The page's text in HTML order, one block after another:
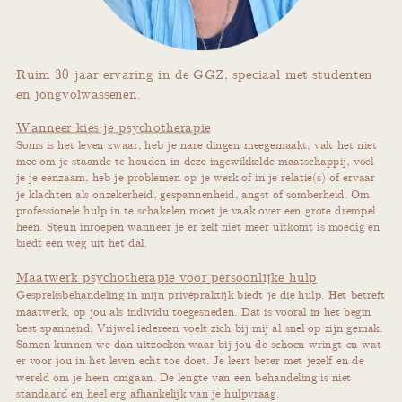
Wanneer kies je psychotherapie
Soms is het leven zwaar, heb je nare dingen meegemaakt, valt het niet
mee om je staande te houden in deze ingewikkelde maatschappij, voel
je je eenzaam, heb je problemen op je werk of in je relatie(s) of ervaar
je klachten als onzekerheid, gespannenheid, angst of somberheid. Om
professionele hulp in te schakelen moet je vaak over een grote drempel
heen. Steun inroepen wanneer je er zelf niet meer uitkomt is moedig en
biedt een weg uit het dal.
Maatwerk psychotherapie voor persoonlijke hulp
Gespreksbehandeling in mijn privépraktijk biedt je die hulp. Het betreft
maatwerk, op jou als individu toegesneden. Dat is vooral in het begin
best spannend. Vrijwel iedereen voelt zich bij mij al snel op zijn gemak.
Samen kunnen we dan uitzoeken waar bij jou de schoen wringt en wat
er voor jou in het leven echt toe doet. Je leert beter met jezelf en de
wereld om je heen omgaan. De lengte van een behandeling is niet
standaard en heel erg afhankelijk van je hulpvraag.
Ruim 30 jaar ervaring in de GGZ, speciaal met studenten
en jongvolwassenen.